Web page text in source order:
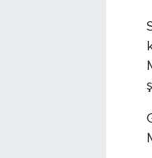
Eskişehir Trafik
Süper Lig Puan
Son Dakika